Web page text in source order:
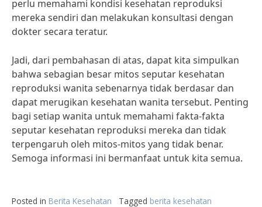
perlu memahami kondisi kesehatan reproduksi
mereka sendiri dan melakukan konsultasi dengan
dokter secara teratur.
Jadi, dari pembahasan di atas, dapat kita simpulkan
bahwa sebagian besar mitos seputar kesehatan
reproduksi wanita sebenarnya tidak berdasar dan
dapat merugikan kesehatan wanita tersebut. Penting
bagi setiap wanita untuk memahami fakta-fakta
seputar kesehatan reproduksi mereka dan tidak
terpengaruh oleh mitos-mitos yang tidak benar.
Semoga informasi ini bermanfaat untuk kita semua.
Posted in Berita Kesehatan Tagged berita kesehatan